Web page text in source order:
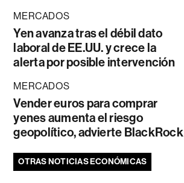
MERCADOS
Yen avanza tras el débil dato
laboral de EE.UU. y crece la
alerta por posible intervención
MERCADOS
Vender euros para comprar
yenes aumenta el riesgo
geopolítico, advierte BlackRock
OTRAS NOTICIAS ECONÓMICAS